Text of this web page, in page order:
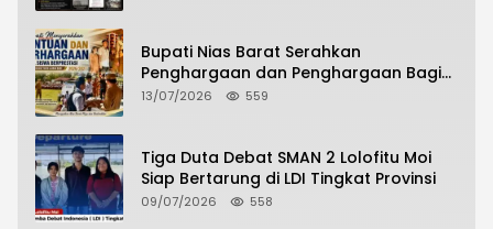
Bupati Nias Barat Serahkan
Penghargaan dan Penghargaan Bagi
Siswa Berprestasi Pada Pembukaan TA
13/07/2026 559
Tiga Duta Debat SMAN 2 Lolofitu Moi
Siap Bertarung di LDI Tingkat Provinsi
09/07/2026 558